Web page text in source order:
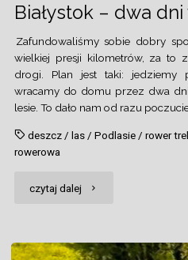
Białystok – dwa
Zafundowaliśmy sobie dobry
wielkiej presji kilometrów, za to
drogi. Plan jest taki: jedziemy
wracamy do domu przez dwa
lesie. To dało nam od razu
deszcz/ las/ Podlasie/ rower
rowerowa
czytaj dalej "Białystok
dwa